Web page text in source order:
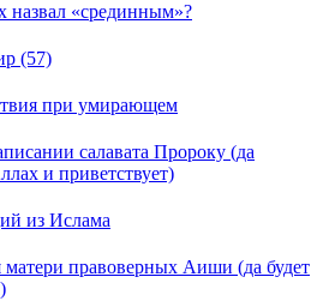
назвал «срединным»?
(57)
при умирающем
салавата Пророку (да
и приветствует)
из Ислама
матери правоверных Аиши (да будет